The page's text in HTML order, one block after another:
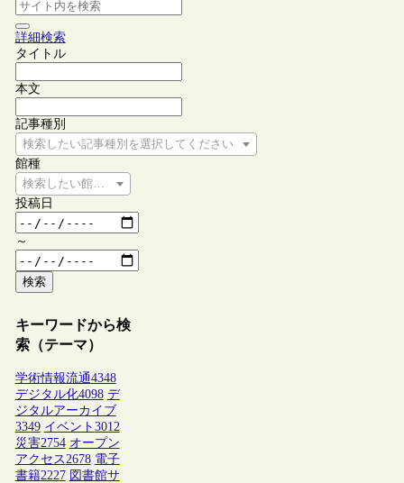
詳細検索
タイトル
本文
記事種別
検索したい記事種別を選択してください
館種
検索したい館種を選択してください
投稿日
～
検索
キーワードから検
索（テーマ）
学術情報流通4348
デジタル化4098 デ
ジタルアーカイブ
3349 イベント 3012
災害2754 オープン
アクセス 2678 電子
書籍2227 図書館サ